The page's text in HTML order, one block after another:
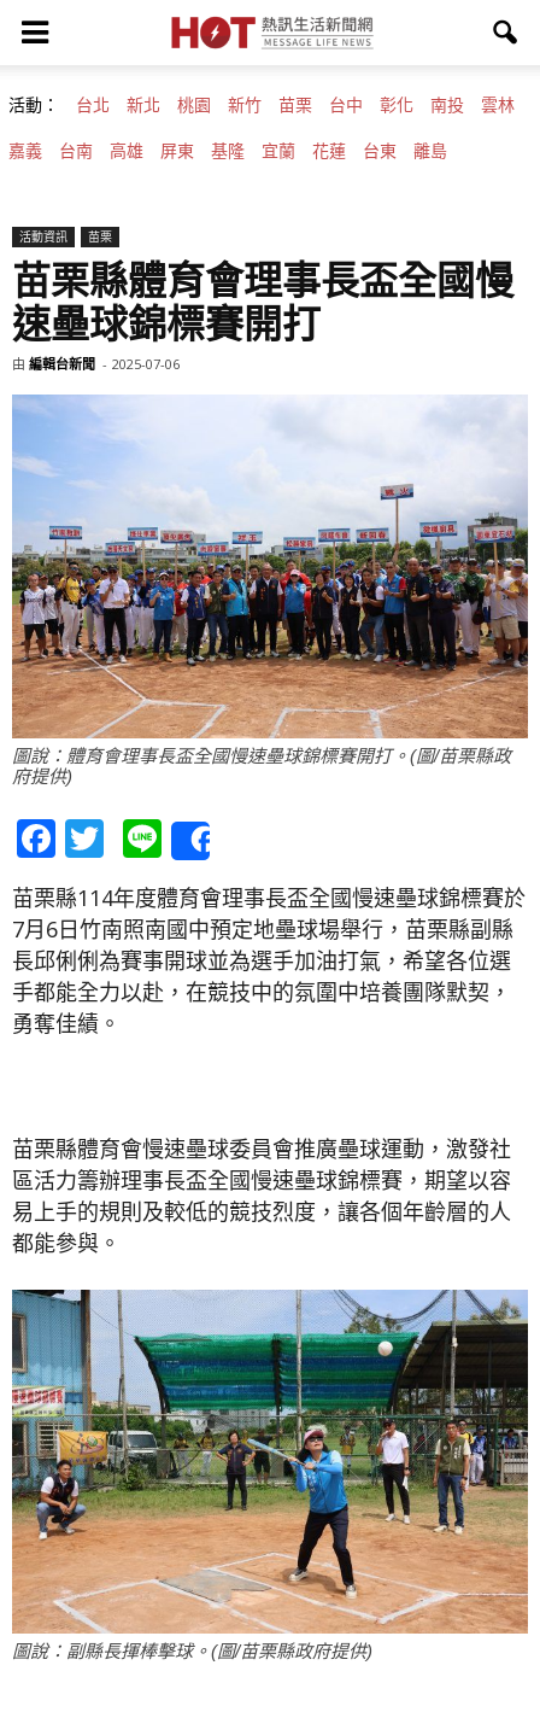
活動： 台北 新北 桃園 新竹 苗栗 台中 彰化 南投 雲林
嘉義 台南 高雄 屏東 基隆 宜蘭 花蓮 台東 離島
活動資訊 苗栗
苗栗縣體育會理事長盃全國慢
速壘球錦標賽開打
由 編輯台新聞 - 2025-07-06
圖說：體育會理事長盃全國慢速壘球錦標賽開打。(圖/苗栗縣政
府提供)
Facebook
Twitter
Line
苗栗縣114年度體育會理事長盃全國慢速壘球錦標賽於
7月6日竹南照南國中預定地壘球場舉行，苗栗縣副縣
長邱俐俐為賽事開球並為選手加油打氣，希望各位選
手都能全力以赴，在競技中的氛圍中培養團隊默契，
勇奪佳績。
苗栗縣體育會慢速壘球委員會推廣壘球運動，激發社
區活力籌辦理事長盃全國慢速壘球錦標賽，期望以容
易上手的規則及較低的競技烈度，讓各個年齡層的人
都能參與。
圖說：副縣長揮棒擊球。(圖/苗栗縣政府提供)